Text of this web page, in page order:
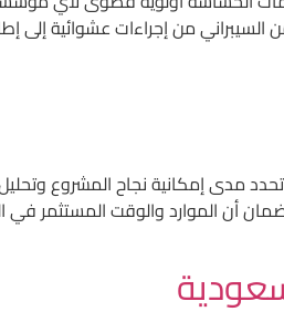
مدى إمكانية نجاح المشروع
أن الموارد والوقت